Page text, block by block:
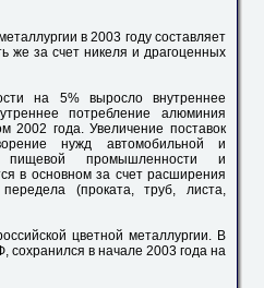
в 2003 году составляет
же за счет никеля и драгоценных
на 5% выросло внутреннее
потребление алюминия
2002 года. Увеличение поставок
нужд автомобильной и
пищевой промышленности и
в основном за счет расширения
(проката, труб, листа,
цветной металлургии. В
в начале 2003 года на